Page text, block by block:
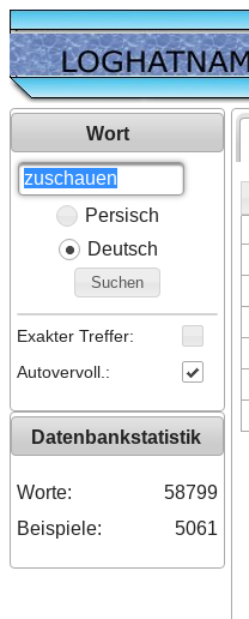
Wort
Persisch
Deutsch
Suchen
Exakter Treffer:
Autovervoll.:
Datenbankstatistik
Worte:
58799
Beispiele:
5061